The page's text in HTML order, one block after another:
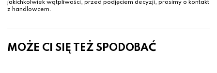
jakichkolwiek wątpliwości, przed podjęciem decyzji, prosimy o kontakt
z handlowcem.
MOŻE CI SIĘ TEŻ SPODOBAĆ